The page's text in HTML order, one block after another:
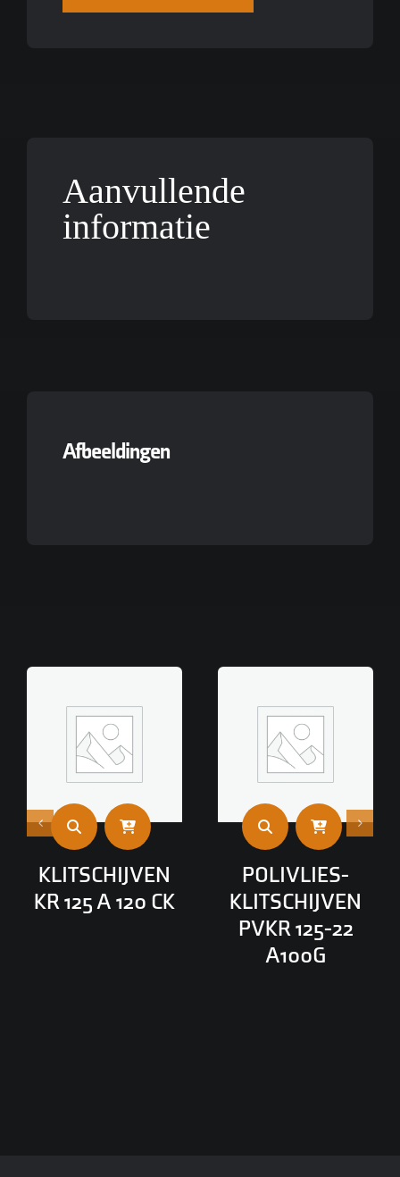
Aanvullende
informatie
Afbeeldingen
KLITSCHIJVEN
KR 125 A 120 CK
POLIVLIES-
KLITSCHIJVEN
PVKR 125-22
A100G